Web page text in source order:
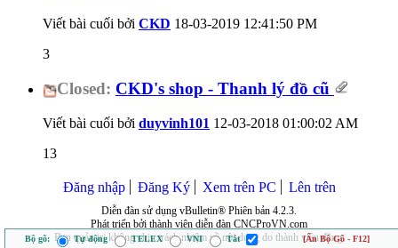
Viết bài cuối bởi CKD 18-03-2019 12:41:50 PM
3
Closed: CKD's shop - Thanh lý đồ cũ
Viết bài cuối bởi duyvinh101 12-03-2018 01:00:02 AM
13
Đăng nhập Đăng Ký Xem trên PC Lên trên
Diễn đàn sử dụng vBulletin® Phiên bản 4.2.3.
Phát triển bởi thành viên diễn đàn CNCProVN.com
Ban quản trị không chịu trách nhiệm về nội dung do thành viên đăng.
Bộ gõ: Tự động TELEX VNI Tắt [Ẩn Bộ Gõ - F12]